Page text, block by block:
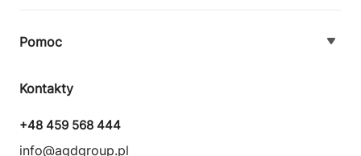
Kontakt
Pomoc
Zamówienie i płatność
Zasady dostawy urządzeń
Kontakty
+48 459 568 444
info@agdgroup.pl